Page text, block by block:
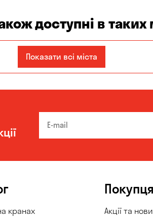
доступні в таких
Кам'янське
Чорноморськ
Показати всі міста
кранах Акції та